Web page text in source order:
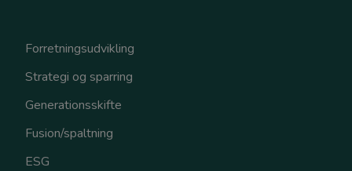
Forretningsudvikling
Strategi og sparring
Generationsskifte
Fusion/spaltning
ESG